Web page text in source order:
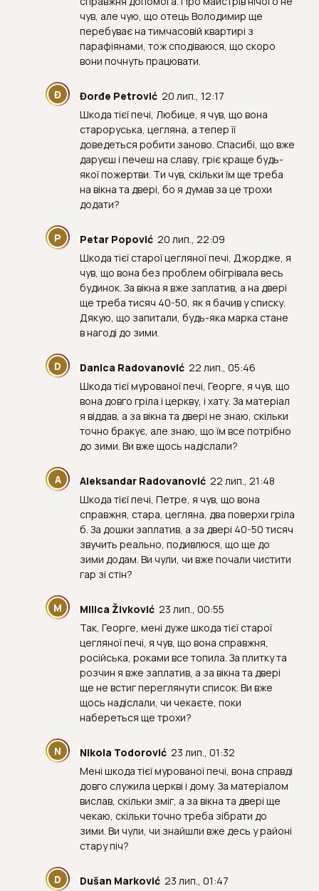
чув, але чую, що отець Володимир ще
перебуває на тимчасовій квартирі з
парафіянами, тож сподіваюся, що скоро
вони почнуть працювати.
Đ Đorđe Petrović 20 лип., 12:17
Шкода тієї печі, Любице, я чув, що вона
староруська, цегляна, а тепер її
доведеться робити заново. Спасибі, що вже
даруєш і печеш на славу, гріє краще будь-
якої пожертви. Ти чув, скільки їм ще треба
на вікна та двері, бо я думав за це трохи
додати?
P Petar Popović 20 лип., 22:09
Шкода тієї старої цегляної печі, Джордже, я
чув, що вона без проблем обігрівала весь
будинок. За вікна я вже заплатив, а на двері
ще треба тисяч 40-50, як я бачив у списку.
Дякую, що запитали, будь-яка марка стане
в нагоді до зими.
D Danica Radovanović 22 лип., 05:46
Шкода тієї мурованої печі, Георге, я чув, що
вона довго гріла і церкву, і хату. За матеріал
я віддав, а за вікна та двері не знаю, скільки
точно бракує, але знаю, що їм все потрібно
до зими. Ви вже щось надіслали?
A Aleksandar Radovanović 22 лип., 21:48
Шкода тієї печі, Петре, я чув, що вона
справжня, стара, цегляна, два поверхи гріла
б. За дошки заплатив, а за двері 40-50 тисяч
звучить реально, подивлюся, що ще до
зими додам. Ви чули, чи вже почали чистити
гар зі стін?
M Milica Živković 23 лип., 00:55
Так, Георге, мені дуже шкода тієї старої
цегляної печі, я чув, що вона справжня,
російська, роками все топила. За плитку та
розчин я вже заплатив, а за вікна та двері
ще не встиг переглянути список. Ви вже
щось надіслали, чи чекаєте, поки
набереться ще трохи?
N Nikola Todorović 23 лип., 01:32
Мені шкода тієї мурованої печі, вона справді
довго служила церкві і дому. За матеріалом
вислав, скільки зміг, а за вікна та двері ще
чекаю, скільки точно треба зібрати до
зими. Ви чули, чи знайшли вже десь у районі
стару піч?
D Dušan Marković 23 лип., 01:47